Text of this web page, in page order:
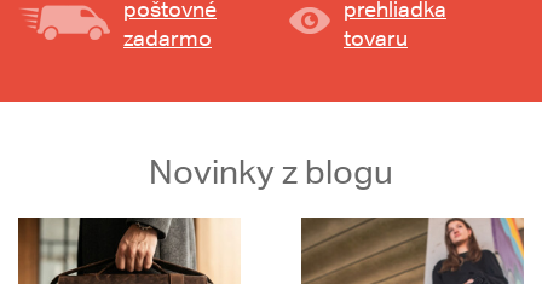
poštovné
zadarmo
prehliadka
tovaru
Novinky z blogu